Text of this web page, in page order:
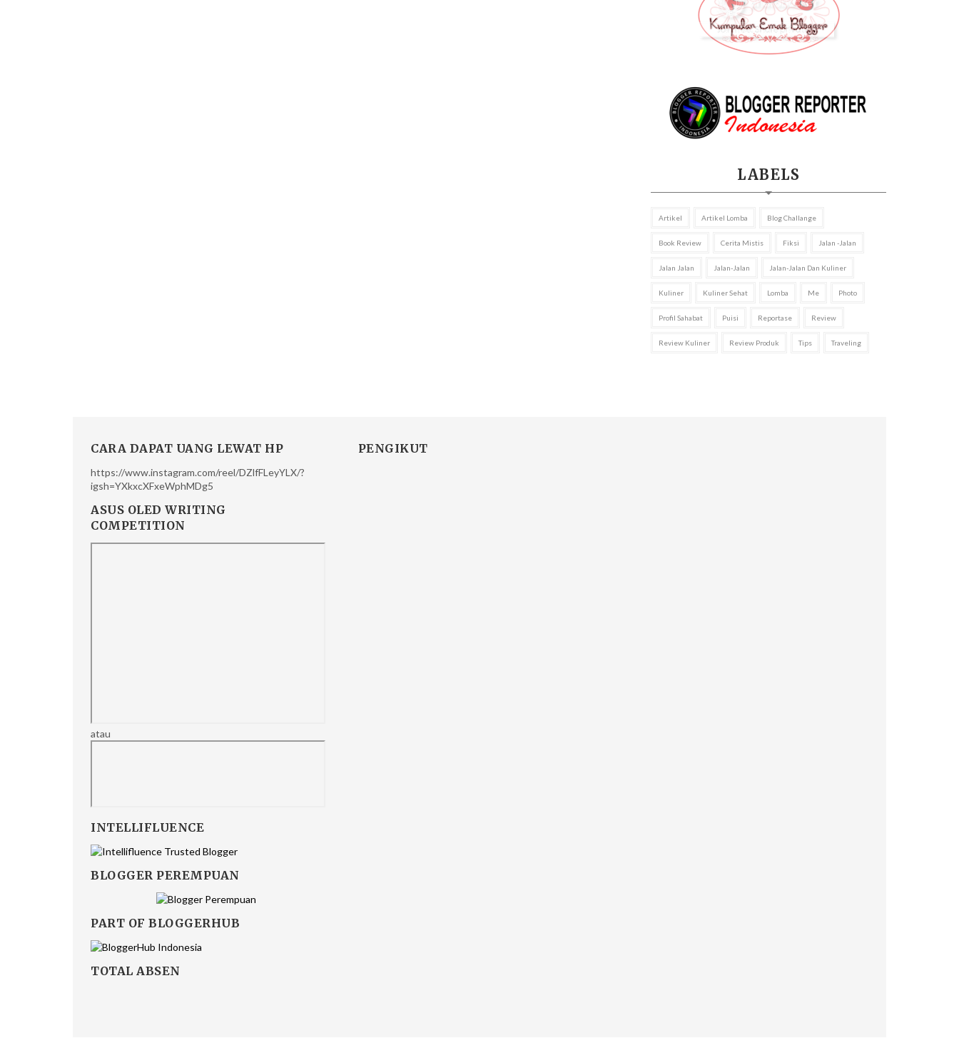
LABELS
Artikel Artikel Lomba Blog Challange
Book Review Cerita Mistis Fiksi Jalan -jalan
Jalan Jalan Jalan-Jalan Jalan-Jalan Dan Kuliner
Kuliner Kuliner Sehat Lomba Me Photo
Profil Sahabat Puisi Reportase Review
Review Kuliner Review Produk Tips Traveling
CARA DAPAT UANG LEWAT HP
https://www.instagram.com/reel/DZlfFLeyYLX/?
igsh=YXkxcXFxeWphMDg5
ASUS OLED WRITING
COMPETITION
atau
INTELLIFLUENCE
BLOGGER PEREMPUAN
PART OF BLOGGERHUB
TOTAL ABSEN
PENGIKUT